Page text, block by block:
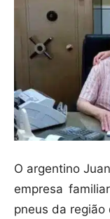
O argentino
empresa
pneus da região